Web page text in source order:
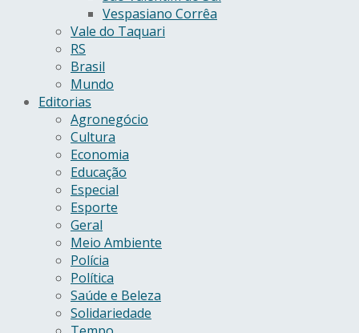
Vespasiano Corrêa
Vale do Taquari
RS
Brasil
Mundo
Editorias
Agronegócio
Cultura
Economia
Educação
Especial
Esporte
Geral
Meio Ambiente
Polícia
Política
Saúde e Beleza
Solidariedade